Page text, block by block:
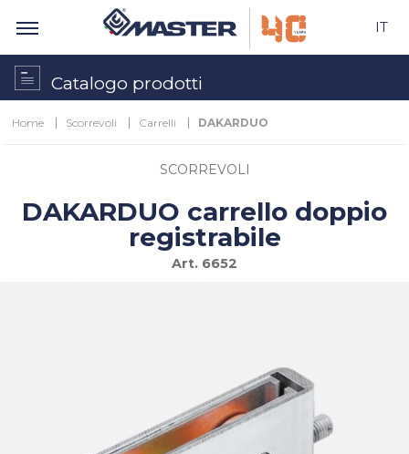
IT
Catalogo prodotti
Home Scorrevoli Carrelli DAKARDUO
SCORREVOLI
DAKARDUO carrello doppio
registrabile
Art. 6652